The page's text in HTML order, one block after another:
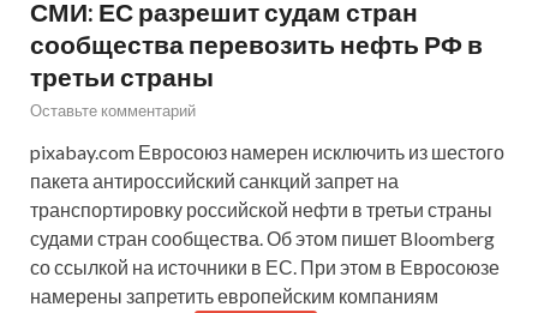
СМИ: ЕС разрешит судам стран
сообщества перевозить нефть РФ в
третьи страны
Оставьте комментарий
pixabay.com Евросоюз намерен исключить из шестого
пакета антироссийский санкций запрет на
транспортировку российской нефти в третьи страны
судами стран сообщества. Об этом пишет Bloomberg
со ссылкой на источники в ЕС. При этом в Евросоюзе
намерены запретить европейским компаниям